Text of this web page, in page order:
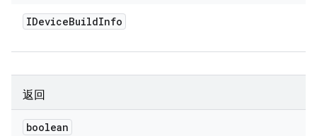
IDeviceBuildInfo
返回
boolean